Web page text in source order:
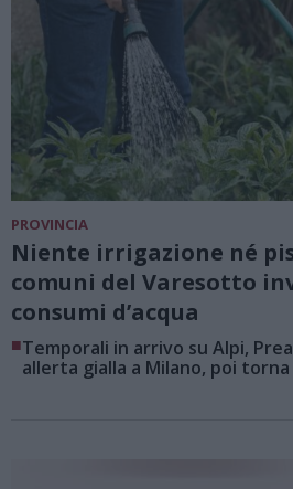
PROVINCIA
Niente irrigazione né
comuni del Varesotto
consumi d’acqua
■Temporali in arrivo su Alpi,
allerta gialla a Milano, poi torna